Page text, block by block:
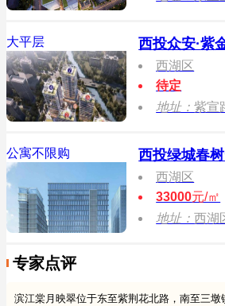
大平层 西投众安·紫
西湖区
待定
地址：紫宣
公寓不限购 西投绿城春
西湖区
33000元/㎡
地址：西湖区三墩镇
专家点评
滨江棠月映翠位于东至紫荆花北路，南至三